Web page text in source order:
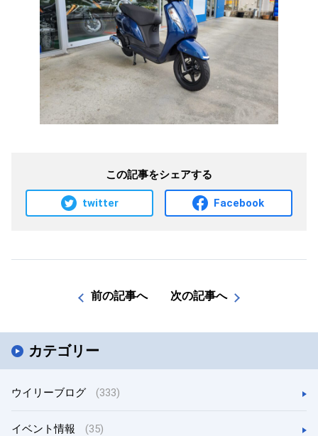
カテゴリー
ウイリーブログ (333)
イベント情報 (35)
この記事をシェアする
twitter Facebook
前の記事へ 次の記事へ